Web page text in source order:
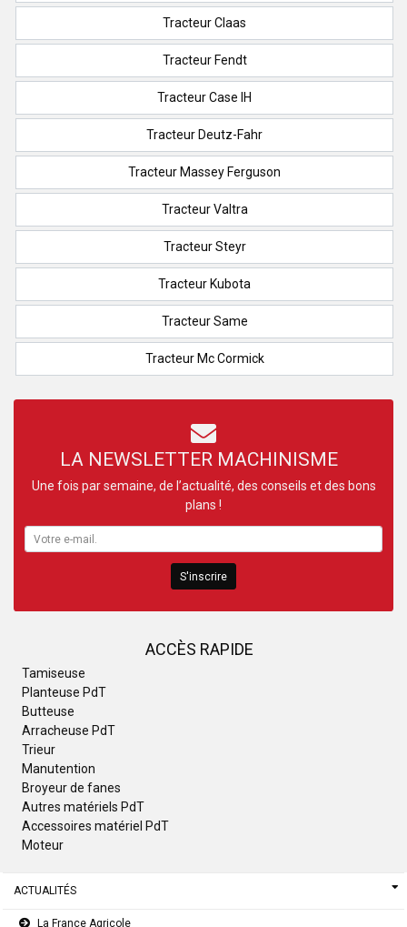
ACCÈS RAPIDE
Tamiseuse
Planteuse PdT
Butteuse
Arracheuse PdT
Trieur
Manutention
Broyeur de fanes
Autres matériels PdT
Accessoires matériel PdT
Moteur
Tracteur Claas
Tracteur Fendt
Tracteur Case IH
Tracteur Deutz-Fahr
Tracteur Massey Ferguson
Tracteur Valtra
Tracteur Steyr
Tracteur Kubota
Tracteur Same
Tracteur Mc Cormick
LA NEWSLETTER MACHINISME
Une fois par semaine, de l’actualité, des conseils et des bons
plans !
S'inscrire
ACTUALITÉS
La France Agricole